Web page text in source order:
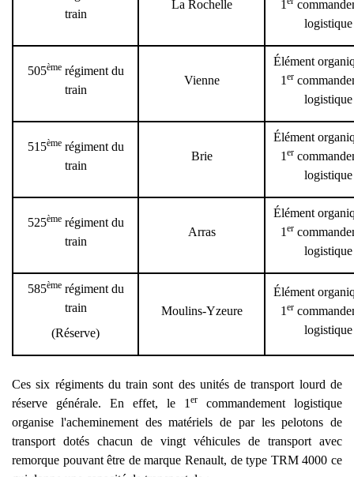
train
La Rochelle 1
logistique
505èmerégiment du
train
Vienne
Élément
1 er
logistique
515èmerégiment du
train
Brie
Élément
1 er
logistique
525èmerégiment du
train
Arras
Élément
1 er
logistique
585ème régiment du
train
(Réserve)
Moulins-Yzeure
Élément
1 er
logistique
Ces six régiments du train sont des unités de transport lourd de
réserve générale. En effet, le 1 er
commandement logistique
organise l'acheminement des matériels de par les pelotons de
transport dotés chacun de vingt véhicules de transport avec
remorque pouvant être de marque Renault, de type TRM 4000 ce